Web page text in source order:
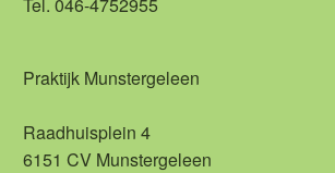
Praktijk Munstergeleen
Raadhuisplein 4
6151 CV Munstergeleen